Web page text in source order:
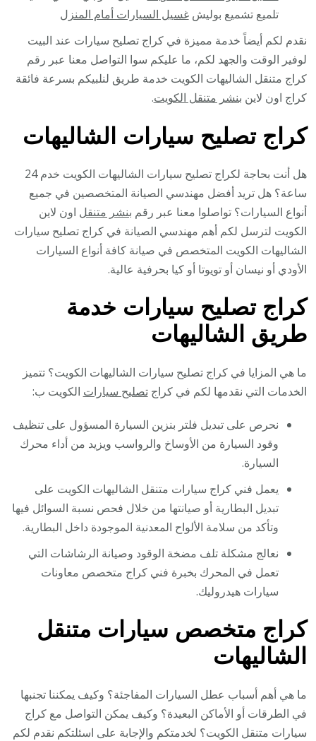
تلميع تشميع بوليشغسيل السيارات أمام المنزل
نقدم لكم أيضاً خدمة مميزة في كراج تصليح سيارات عند البيت
لوفير الوقت والجهد لكم، ما عليكم سوا التواصل معنا عبر رقم
كراج متنقل الشاليهات الكويت خدمة طريق لنلبيكم بسرعة فائقة
كراج اون لاين بنشر متنقل الكويت.
كراج تصليح سيارات الشاليهات
هل أنت بحاجة لكراج تصليح سيارات الشاليهات الكويت خدم 24
ساعة؟ هل تريد أفضل مهندسي الصيانة المتخصصين في جميع
أنواع السيارات؟ تواصلوا معنا عبر رقم بنشر متنقل اون لاين
الكويت لترسل لكم أهم مهندسي الصيانة في كراج تصليح سيارات
الشاليهات الكويت المتخصص في صيانة كافة أنواع السيارات
الأودي أو نيسان أو تويوتا أو كيا بحرفية عالية.
كراج تصليح سيارات خدمة
طريق الشاليهات
ما هي المزايا في كراج تصليح سيارات الشاليهات الكويت؟ تتميز
الخدمات التي نقدمها لكم في كراجتصليح سيارات الكويت ب:
نحرص على تبديل فلتر بنزين السيارة المسؤول على تنظيف
وقود السيارة من الأوساخ والرواسب ويزيد من أداء محرك
السيارة.
يعمل فني كراج سيارات متنقل الشاليهات الكويت على
تبديل البطارية أو صيانتها من خلال فحص نسبة السوائل فيها
وتأكد من سلامة الألواح المعدنية الموجودة داخل البطارية.
نعالج مشكلة تلف مضخة الوقود وصيانة الرشاشات التي
تعمل في المحرك بخبرة فني كراج متخصص معاونات
سيارات هيدروليك.
كراج متخصص سيارات متنقل
الشاليهات
ما هي أهم أسباب عطل السيارات المفاجئة؟ وكيف يمكننا تجنبها
في الطرقات أو الأماكن البعيدة؟ وكيف يمكن التواصل مع كراج
سيارات متنقل الكويت؟ لخدمتكم والإجابة على اسئلتكم نقدم لكم